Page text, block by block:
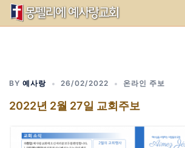
Skip
BY 예사랑 26/02/2022 온라인 주보
2022년 2월 27일 교회주보